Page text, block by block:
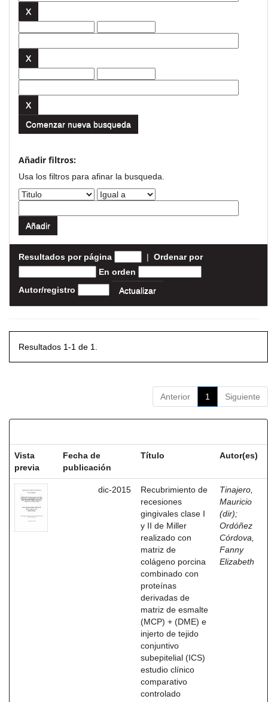
Comenzar nueva busqueda
Añadir filtros:
Usa los filtros para afinar la busqueda.
Resultados por página | Ordenar por
En orden
Autor/registro
Resultados 1-1 de 1.
Anterior 1 Siguiente
Vista
previa
Fecha de
publicación
Título Autor(es)
dic-2015
Recubrimiento de
recesiones
gingivales clase I
y II de Miller
realizado con
matriz de
colágeno porcina
combinado con
proteínas
derivadas de
matriz de esmalte
(MCP) + (DME) e
injerto de tejido
conjuntivo
subepitelial (ICS)
estudio clínico
comparativo
controlado
Tinajero,
Mauricio
(dir);
Ordóñez
Córdova,
Fanny
Elizabeth